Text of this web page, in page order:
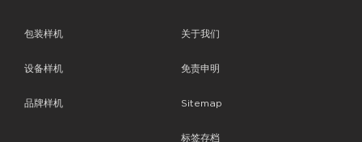
包装样机
设备样机
品牌样机
关于我们
免责申明
Sitemap
标签存档